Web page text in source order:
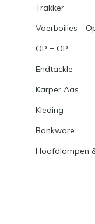
Trakker
Voerboilies -
OP = OP
Endtackle
Karper Aas
Kleding
Bankware
Hoofdlampen